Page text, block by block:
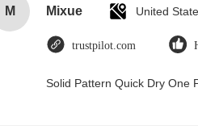
M Mixue United
trustpilot.com
Solid Pattern Quick Dry One